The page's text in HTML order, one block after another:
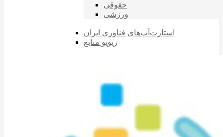
حقوقی
ورزشی
استارت‌آپ‌های فناوری ایران
ریویو منابع